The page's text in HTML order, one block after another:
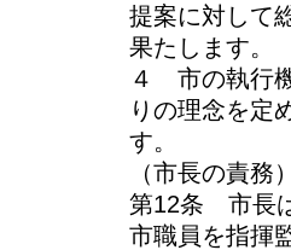
提案に対して
果たします。
４ 市の執行
りの理念を定
す。
（市長の責務
第12条 市長
市職員を指揮